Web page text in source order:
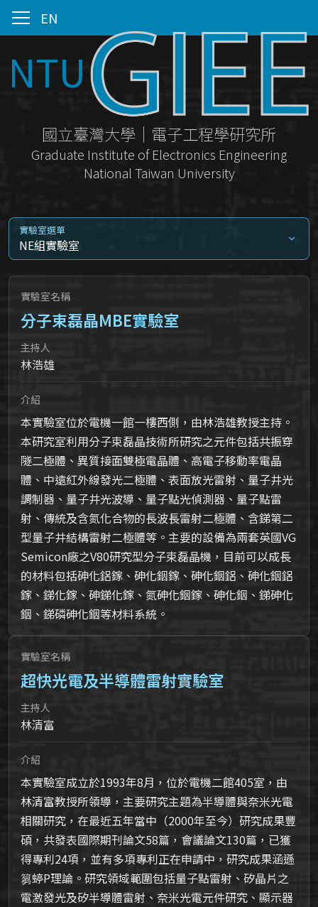
EN
NTU
國立臺灣大學｜電子工程學研究所
Graduate Institute of Electronics Engineering
National Taiwan University
實驗室選單
NE組實驗室
實驗室名稱
分子束磊晶MBE實驗室
主持人
林浩雄
介紹
本實驗室位於電機一館一樓西側，由林浩雄教授主持。
本研究室利用分子束磊晶技術所研究之元件包括共振穿
隧二極體、異質接面雙極電晶體、高電子移動率電晶
體、中遠紅外線發光二極體、表面放光雷射、量子井光
調制器、量子井光波導、量子點光偵測器、量子點雷
射、傳統及含氮化合物的長波長雷射二極體、含銻第二
型量子井結構雷射二極體等。主要的設備為兩套英國VG
Semicon廠之V80研究型分子束磊晶機，目前可以成長
的材料包括砷化鋁鎵、砷化銦鎵、砷化銦鋁、砷化銦鋁
鎵、銻化鎵、砷銻化鎵、氮砷化銦鎵、砷化銦、銻砷化
銦、銻磷砷化銦等材料系統。
實驗室名稱
超快光電及半導體雷射實驗室
主持人
林清富
介紹
本實驗室成立於1993年8月，位於電機二館405室，由
林清富教授所領導，主要研究主題為半導體與奈米光電
相關研究，在最近五年當中（2000年至今）研究成果豐
碩，共發表國際期刊論文58篇，會議論文130篇，已獲
得專利24項，並有多項專利正在申請中，研究成果涵遜
篘蝏P理論。研究領域範圍包括量子點雷射、矽晶片之
電激發光及矽半導體雷射、奈米光電元件研究、顯示器